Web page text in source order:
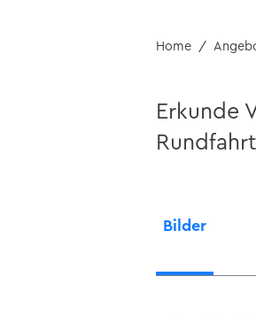
Home
Erkunde
Bilder